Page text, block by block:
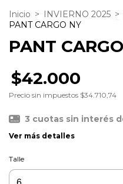
Inicio > INVIERNO 2025 >
PANT CARGO NY
PANT
$42.000
Precio sin impuestos $34.710,74
3 cuotas sin interés
Ver más detalles
Talle